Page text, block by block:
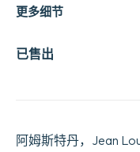
已售出
更多细节
阿姆斯特丹，Jean